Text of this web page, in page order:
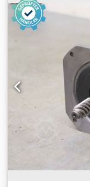
Abmessungen: